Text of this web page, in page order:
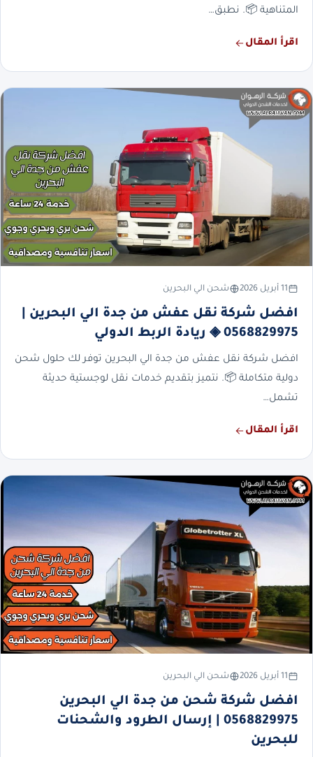
المتناهية 📦. نطبق…
اقرأ المقال
11 أبريل 2026 شحن الي البحرين
افضل شركة نقل عفش من جدة الي البحرين |
0568829975 ◈ ريادة الربط الدولي
افضل شركة نقل عفش من جدة الي البحرين توفر لك حلول شحن
دولية متكاملة 📦. نتميز بتقديم خدمات نقل لوجستية حديثة
تشمل…
اقرأ المقال
11 أبريل 2026 شحن الي البحرين
افضل شركة شحن من جدة الي البحرين
0568829975 | إرسال الطرود والشحنات
للبحرين